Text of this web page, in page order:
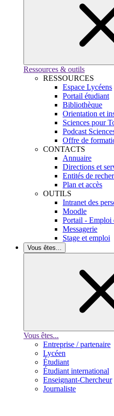
Ressources & outils
RESSOURCES
Espace Lycéens
Portail étudiant
Bibliothèque
Orientation et
Sciences pour
Podcast
Offre de
CONTACTS
Annuaire
Directions et
Entités de
Plan et accès
OUTILS
Intranet des
Moodle
Portail - Emploi
Messagerie
Stage et emploi
Vous êtes...
Vous êtes...
Entreprise / partenaire
Lycéen
Étudiant
Étudiant international
Enseignant-Chercheur
Journaliste